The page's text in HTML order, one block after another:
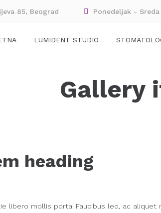
85, Beograd Ponedeljak -
LUMIDENT STUDIO
Gallery
heading
libero mollis porta. Faucibus leo, ac